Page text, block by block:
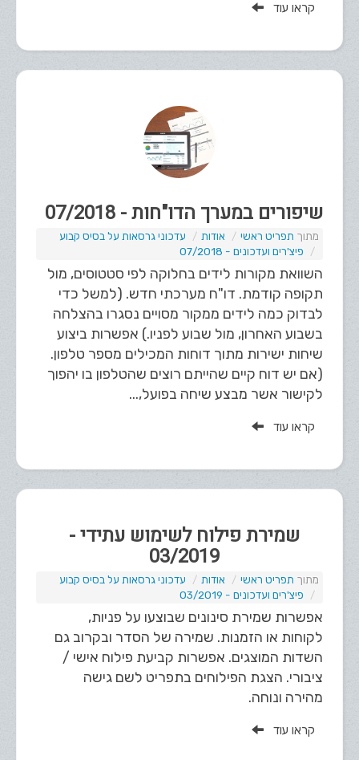
קראו עוד
שיפורים במערך הדו"חות - 07/2018
תפריט ראשי אודות
עדכוני גרסאות על בסיס קבוע
פיצ'רים ועדכונים - 07/2018
השוואת מקורות לידים בחלוקה לפי סטטוסים, מול
תקופה קודמת. דו"ח מערכתי חדש. (למשל כדי
לבדוק כמה לידים ממקור מסויים נסגרו בהצלחה
בשבוע האחרון, מול שבוע לפניו.) אפשרות ביצוע
שיחות ישירות מתוך דוחות המכילים מספר טלפון.
(אם יש דוח קיים שהייתם רוצים שהטלפון בו יהפוך
לקישור אשר מבצע שיחה בפועל,...
קראו עוד
שמירת פילוח לשימוש עתידי -
03/2019
תפריט ראשי אודות
עדכוני גרסאות על בסיס קבוע
פיצ'רים ועדכונים - 03/2019
אפשרות שמירת סינונים שבוצעו על פניות,
לקוחות או הזמנות. שמירה של הסדר ובקרוב גם
השדות המוצגים. אפשרות קביעת פילוח אישי /
ציבורי. הצגת הפילוחים בתפריט לשם גישה
מהירה ונוחה.
קראו עוד